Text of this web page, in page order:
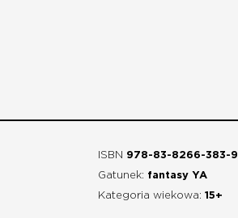
ISBN 978-83-8266-383-9
Gatunek: fantasy YA
Kategoria wiekowa: 15+